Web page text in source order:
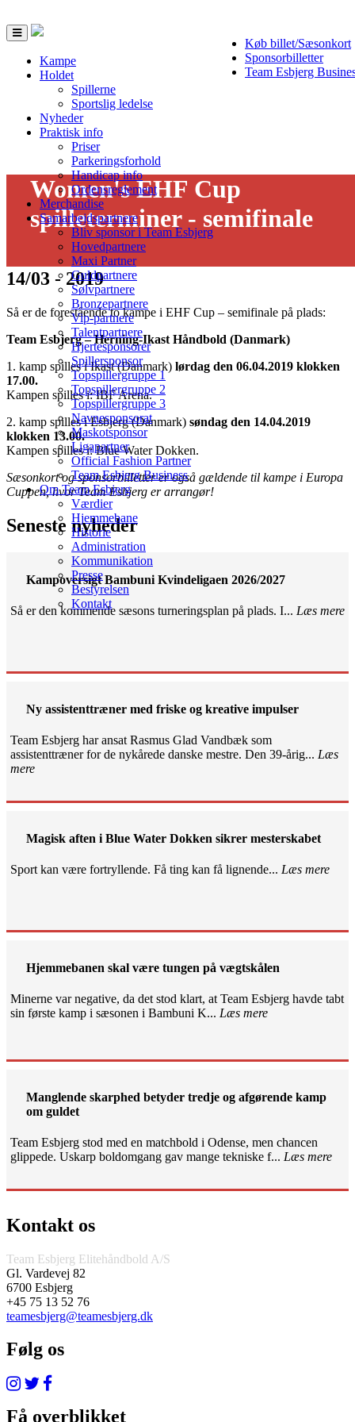
Køb billet/Sæsonkort
Sponsorbilletter
Team Esbjerg
Toggle
navigation
Kampe
Holdet
Spillerne
Sportslig ledelse
Nyheder
Praktisk info
Priser
Parkeringsforhold
Handicap info
Ordensreglement
Merchandise
Samarbejdspartnere
Bliv sponsor i Team Esbjerg
Hovedpartnere
Maxi Partner
Guldpartnere
Sølvpartnere
Bronzepartnere
Vip-partnere
Talentpartnere
Hjertesponsorer
Spillersponsor
Topspillergruppe 1
Topspillergruppe 2
Topspillergruppe 3
Navnesponsorat
Maskotsponsor
Ligapartner
Official Fashion Partner
Team Esbjerg Business
Om Team Esbjerg
Værdier
Hjemmebane
Historie
Administration
Kommunikation
Presse
Bestyrelsen
Kontakt
Women's EHF Cup
spilleterminer - semifinale
14/03 - 2019
Så er de forestående to kampe i EHF Cup – semifinale på plads:
Team Esbjerg – Herning-Ikast Håndbold (Danmark)
1. kamp spilles i Ikast (Danmark) lørdag den 06.04.2019 klokken
17.00.
Kampen spilles i: IBF Arena.
2. kamp spilles i Esbjerg (Danmark) søndag den 14.04.2019
klokken 13.00.
Kampen spilles i: Blue Water Dokken.
Sæsonkort og sponsorbilletter er også gældende til kampe i Europa
Cuppen, hvor Team Esbjerg er arrangør!
Seneste nyheder
Kampoversigt Bambuni Kvindeligaen 2026/2027
Så er den kommende sæsons turneringsplan på plads. I... Læs mere
Ny assistenttræner med friske og kreative impulser
Team Esbjerg har ansat Rasmus Glad Vandbæk som
assistenttræner for de nykårede danske mestre. Den 39-årig... Læs
mere
Magisk aften i Blue Water Dokken sikrer mesterskabet
Sport kan være fortryllende. Få ting kan få lignende... Læs mere
Hjemmebanen skal være tungen på vægtskålen
Minerne var negative, da det stod klart, at Team Esbjerg havde tabt
sin første kamp i sæsonen i Bambuni K... Læs mere
Manglende skarphed betyder tredje og afgørende kamp
om guldet
Team Esbjerg stod med en matchbold i Odense, men chancen
glippede. Uskarp boldomgang gav mange tekniske f... Læs mere
Kontakt os
Team Esbjerg Elitehåndbold A/S
Gl. Vardevej 82
6700 Esbjerg
+45 75 13 52 76
teamesbjerg@teamesbjerg.dk
Følg os
Få overblikket